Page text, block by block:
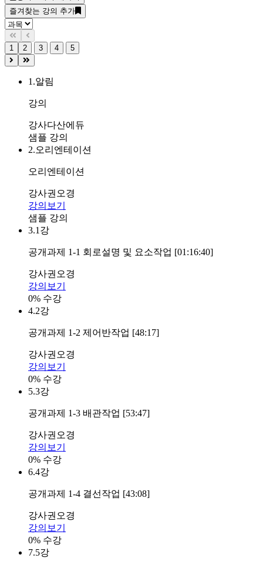
즐겨찾는 강의 추가
1 2 3 4 5
1.알림
강의
강사다산에듀
샘플 강의
2.오리엔테이션
오리엔테이션
강사권오경
강의보기
샘플 강의
3.1강
공개과제 1-1 회로설명 및 요소작업 [01:16:40]
강사권오경
강의보기
0% 수강
4.2강
공개과제 1-2 제어반작업 [48:17]
강사권오경
강의보기
0% 수강
5.3강
공개과제 1-3 배관작업 [53:47]
강사권오경
강의보기
0% 수강
6.4강
공개과제 1-4 결선작업 [43:08]
강사권오경
강의보기
0% 수강
7.5강